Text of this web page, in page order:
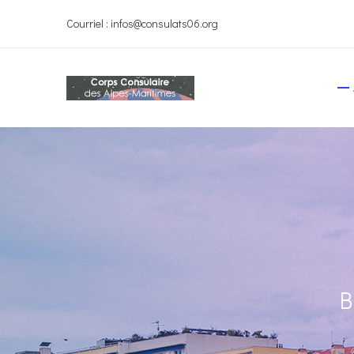
Courriel : infos@consulats06.org